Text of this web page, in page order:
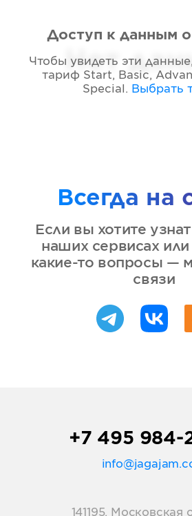
Нет
Доступ к данным
Чтобы увидеть эти
тариф Start, Basic,
Special . Выбрать
Всегда на
Если вы хотите
наших сервисах или
какие-то вопросы —
связи
+7 495 984-
141195, Московская